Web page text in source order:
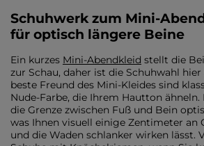
Schuhwerk zum Mini-
für optisch längere Beine
Ein kurzes Mini-Abendkleid stellt die
zur Schau, daher ist die Schuhwahl
beste Freund des Mini-Kleides sind
Nude-Farbe, die Ihrem Hautton ähneln.
die Grenze zwischen Fuß und Bein
was Ihnen visuell einige Zentimeter an
und die Waden schlanker wirken lässt.